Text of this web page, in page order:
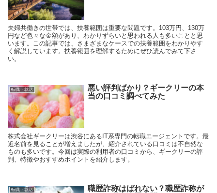
夫婦共働きの世帯では、扶養範囲は重要な問題です。103万円、130万
円など色々な金額があり、わかりずらいと思われる人も多いことと思
います。この記事では、さまざまなケースでの扶養範囲をわかりやす
く解説しています。扶養範囲を理解するためにぜひ読んでみて下さ
い。
転職・就活
悪い評判ばかり？ギークリーの本
当の口コミ調べてみた
株式会社ギークリーは渋谷にあるIT系専門の転職エージェントです。最
近名前を見ることが増えましたが、紹介されている口コミは不自然な
ものも多いです。今回は実際の利用者の口コミから、ギークリーの評
判、特徴やおすすめポイントを紹介します。
転職・就活
職歴詐称はばれない？職歴詐称が